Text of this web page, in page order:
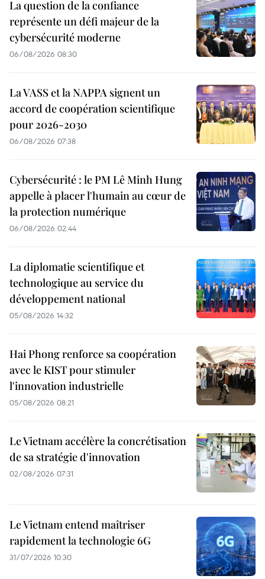
La question de la confiance
représente un défi majeur de la
cybersécurité moderne
06/08/2026 08:30
La VASS et la NAPPA signent un
accord de coopération scientifique
pour 2026-2030
06/08/2026 07:38
Cybersécurité : le PM Lê Minh Hung
appelle à placer l'humain au cœur de
la protection numérique
06/08/2026 02:44
La diplomatie scientifique et
technologique au service du
développement national
05/08/2026 14:32
Hai Phong renforce sa coopération
avec le KIST pour stimuler
l'innovation industrielle
05/08/2026 08:21
Le Vietnam accélère la concrétisation
de sa stratégie d'innovation
02/08/2026 07:31
Le Vietnam entend maîtriser
rapidement la technologie 6G
31/07/2026 10:30